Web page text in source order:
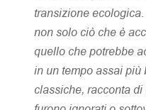
transizione
non solo ciò che è
quello che potrebbe
in un tempo assai più
classiche, racconta di